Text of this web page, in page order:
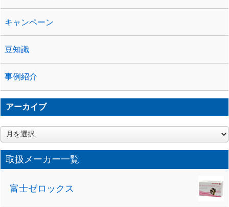
キャンペーン
豆知識
事例紹介
アーカイブ
ア
ー
カ
イ取扱メーカー一覧
富士ゼロックス